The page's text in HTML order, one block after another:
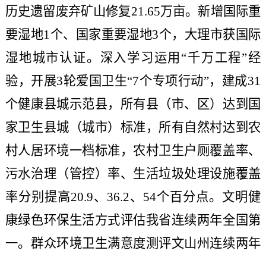
历史遗留废弃矿山修复21.65万亩。新增国际重
要湿地1个、国家重要湿地3个，大理市获国际
湿地城市认证。深入学习运用“千万工程”经
验，开展3轮爱国卫生“7个专项行动”，建成31
个健康县城示范县，所有县（市、区）达到国
家卫生县城（城市）标准，所有自然村达到农
村人居环境一档标准，农村卫生户厕覆盖率、
污水治理（管控）率、生活垃圾处理设施覆盖
率分别提高20.9、36.2、54个百分点。文明健
康绿色环保生活方式评估我省连续两年全国第
一。群众环境卫生满意度测评文山州连续两年